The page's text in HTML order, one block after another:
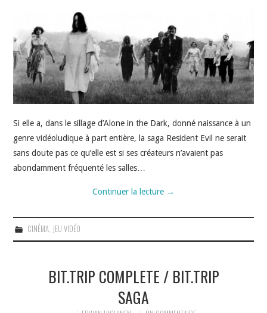
Si elle a, dans le sillage d’Alone in the Dark, donné naissance à un
genre vidéoludique à part entière, la saga Resident Evil ne serait
sans doute pas ce qu’elle est si ses créateurs n’avaient pas
abondamment fréquenté les salles…
Continuer la lecture →
CINÉMA, JEU VIDÉO
BIT.TRIP COMPLETE / BIT.TRIP
SAGA